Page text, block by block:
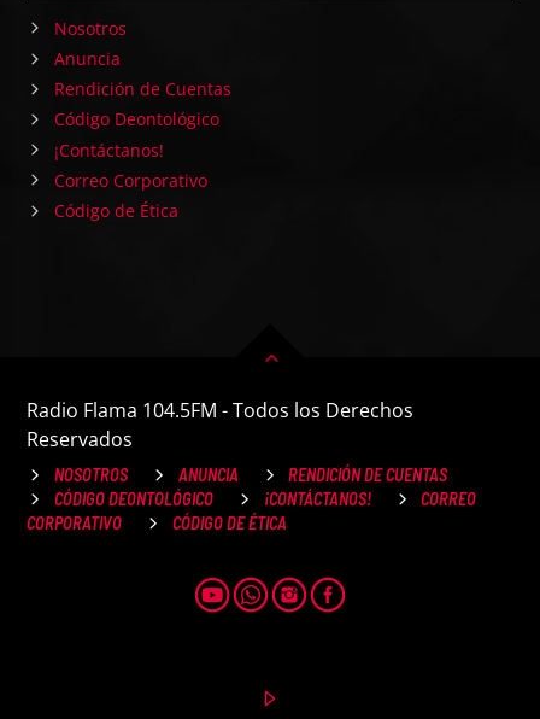
Nosotros
Anuncia
Rendición de Cuentas
Código Deontológico
¡Contáctanos!
Correo Corporativo
Código de Ética
Radio Flama 104.5FM - Todos los Derechos
Reservados
NOSOTROS ANUNCIA
RENDICIÓN DE CUENTAS
CÓDIGO DEONTOLÓGICO
¡CONTÁCTANOS!
CORREO
CORPORATIVO
CÓDIGO DE ÉTICA